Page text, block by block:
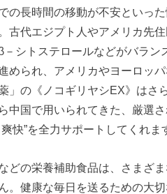
の長時間の移動が不安といっ
古代エジプト人やアメリカ先
－シトステロールなどがバラ
められ、アメリカやヨーロッ
」の《ノコギリヤシEX》はさ
中国で用いられてきた、厳選
快”を全力サポートしてくれま
どの栄養補助食品は、さまざ
。健康な毎日を送るための大